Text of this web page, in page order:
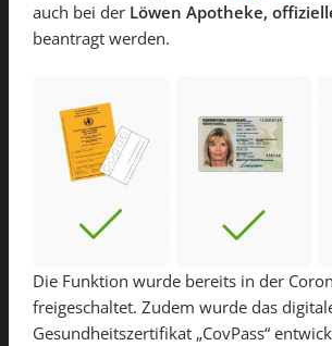
auch bei der Löwen Apotheke,
beantragt werden.
Die Funktion wurde bereits in der
freigeschaltet. Zudem wurde das
Gesundheitszertifikat „CovPass“